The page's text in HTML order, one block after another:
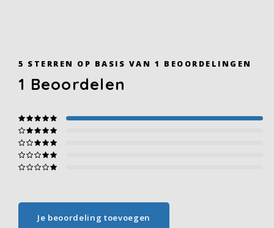
5 STERREN OP BASIS VAN 1 BEOORDELINGEN
1 Beoordelen
Je beoordeling toevoegen